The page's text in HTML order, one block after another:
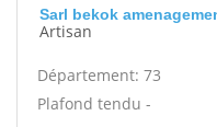
Sarl bekok
Artisan
Département: 73
Plafond tendu -